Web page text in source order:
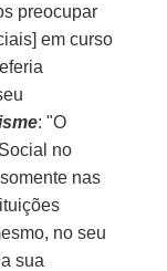
preocupar
em curso
: "O
no
nas
no seu
sua